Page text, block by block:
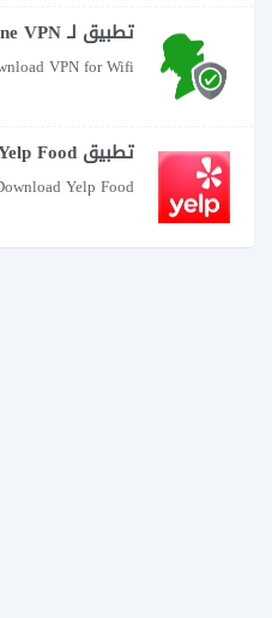
والمراجعات لأجهزة iPad و iPhone مجانًا.